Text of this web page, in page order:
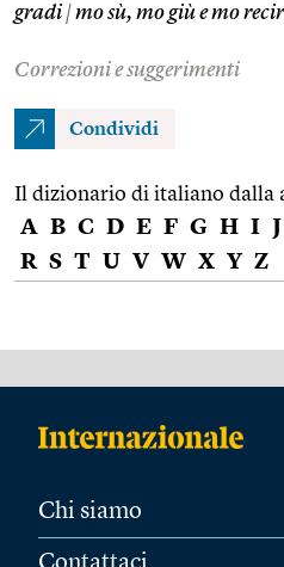
gradi |mo sù, mo giù e mo
Correzioni e suggerimenti
Condividi
Il dizionario di italiano dalla
A B C D E F G H I J
R S T U V W X Y Z
Chi siamo